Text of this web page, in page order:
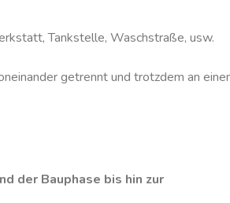
Tankstelle, Waschstraße, usw.
getrennt und trotzdem an
der Bauphase bis hin zur